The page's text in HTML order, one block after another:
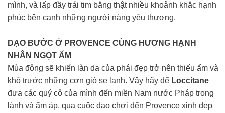
mình, và lấp đầy trái tim bằng thật nhiều khoảnh khắc hạnh
phúc bên cạnh những người nàng yêu thương.
DẠO BƯỚC Ở PROVENCE CÙNG HƯƠNG HẠNH
NHÂN NGỌT ẤM
Mùa đông sẽ khiến làn da của phái đẹp trở nên thiếu ẩm và
khô trước những cơn gió se lạnh. Vậy hãy để Loccitane
đưa các quý cô của mình đến miền Nam nước Pháp trong
lành và ấm áp, qua cuộc dạo chơi đến Provence xinh đẹp